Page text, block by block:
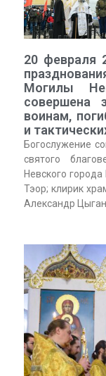
20 февраля
Могилы
совершена
воинам,
и
Богослужение
святого
Невского
Тэор; клирик
Александр